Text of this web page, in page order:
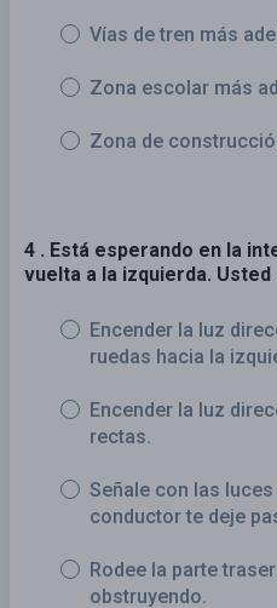
Vías de tren más
Zona escolar más
Zona de
4 . Está esperando en la
vuelta a la izquierda. Usted
Encender la luz
ruedas hacia la
Encender la luz
rectas.
Señale con las
conductor te deje
Rodee la parte
obstruyendo.